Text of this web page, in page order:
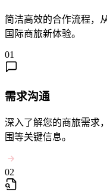
简洁高效的合作流程，
国际商旅新体验。
01
需求沟通
深入了解您的商旅需求
围等关键信息。
02